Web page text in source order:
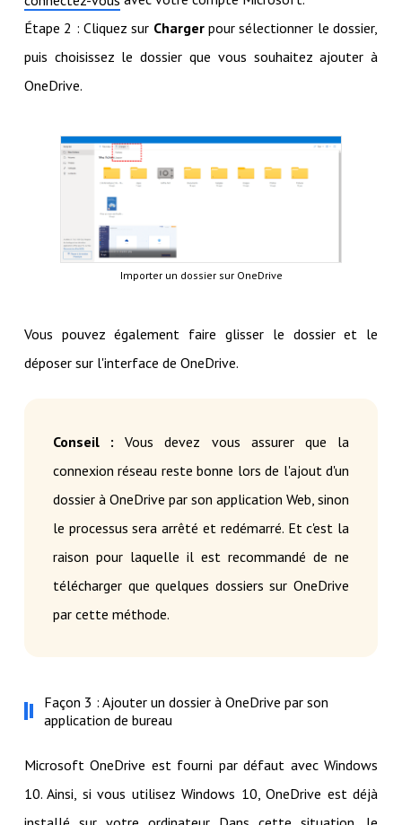
Étape 2 : Cliquez sur Chargerpour sélectionner le dossier,
puis choisissez le dossier que vous souhaitez ajouter à
OneDrive.
Importer un dossier sur OneDrive
Vous pouvez également faire glisser le dossier et le
déposer sur l'interface de OneDrive.
Conseil : Vous devez vous assurer que la
connexion réseau reste bonne lors de l'ajout d'un
dossier à OneDrive par son application Web, sinon
le processus sera arrêté et redémarré. Et c'est la
raison pour laquelle il est recommandé de ne
télécharger que quelques dossiers sur OneDrive
par cette méthode.
Façon 3 : Ajouter un dossier à OneDrive par son
application de bureau
Microsoft OneDrive est fourni par défaut avec Windows
10. Ainsi, si vous utilisez Windows 10, OneDrive est déjà